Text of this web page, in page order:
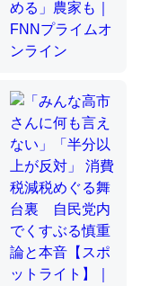
った。調べたら
1程度。
してて両方に不
て面白い。海に
ルシウムを使わ
のか？